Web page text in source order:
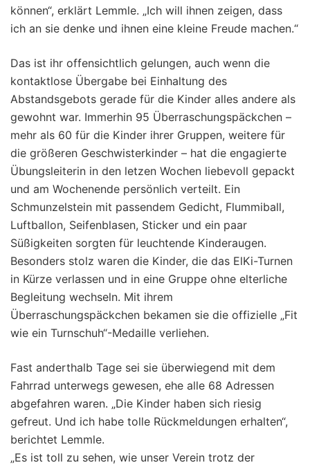
können“, erklärt Lemmle. „Ich will ihnen zeigen, dass
ich an sie denke und ihnen eine kleine Freude machen.“
Das ist ihr offensichtlich gelungen, auch wenn die
kontaktlose Übergabe bei Einhaltung des
Abstandsgebots gerade für die Kinder alles andere als
gewohnt war. Immerhin 95 Überraschungspäckchen –
mehr als 60 für die Kinder ihrer Gruppen, weitere für
die größeren Geschwisterkinder – hat die engagierte
Übungsleiterin in den letzen Wochen liebevoll gepackt
und am Wochenende persönlich verteilt. Ein
Schmunzelstein mit passendem Gedicht, Flummiball,
Luftballon, Seifenblasen, Sticker und ein paar
Süßigkeiten sorgten für leuchtende Kinderaugen.
Besonders stolz waren die Kinder, die das ElKi-Turnen
in Kürze verlassen und in eine Gruppe ohne elterliche
Begleitung wechseln. Mit ihrem
Überraschungspäckchen bekamen sie die offizielle „Fit
wie ein Turnschuh“-Medaille verliehen.
Fast anderthalb Tage sei sie überwiegend mit dem
Fahrrad unterwegs gewesen, ehe alle 68 Adressen
abgefahren waren. „Die Kinder haben sich riesig
gefreut. Und ich habe tolle Rückmeldungen erhalten“,
berichtet Lemmle.
„Es ist toll zu sehen, wie unser Verein trotz der